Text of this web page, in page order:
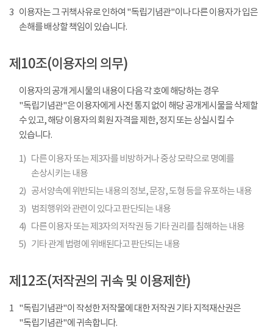
3 이용자는 그 귀책사유로 인하여 "독립기념관"이나 다른 이용자가 입은
손해를 배상할 책임이 있습니다.
제10조(이용자의 의무)
이용자의 공개 게시물의 내용이 다음 각 호에 해당하는 경우
"독립기념관"은 이용자에게 사전 통지 없이 해당 공개게시물을 삭제할
수 있고, 해당 이용자의 회원 자격을 제한, 정지 또는 상실시킬 수
있습니다.
1) 다른 이용자 또는 제3자를 비방하거나 중상 모략으로 명예를
손상시키는 내용
2) 공서양속에 위반되는 내용의 정보, 문장, 도형 등을 유포하는 내용
3)
범죄행위와 관련이 있다고 판단되는 내용
4) 다른 이용자 또는 제3자의 저작권 등 기타 권리를 침해하는 내용
5) 기타 관계 법령에 위배된다고 판단되는 내용
제12조(저작권의 귀속 및 이용제한)
1 "독립기념관"이 작성한 저작물에 대한 저작권 기타 지적재산권은
"독립기념관"에 귀속합니다.